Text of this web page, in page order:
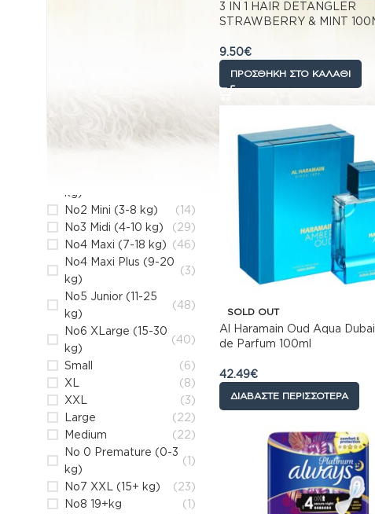
ΦΙΛΤΡΟ ΜΕΓΕΘΟΥΣ
(10)
kg)
No2 Mini (3-8 kg)
(14)
No3 Midi (4-10 kg)
(29)
No4 Maxi (7-18 kg) (46)
No4 Maxi Plus (9-20
kg)
(3)
No5 Junior (11-25
kg)
(48)
No6 XLarge (15-30
kg)
(40)
Small
(6)
XL
(8)
XXL
(3)
Large
(22)
Medium
(22)
No 0 Premature (0-3
kg)
(1)
No7 XXL (15+ kg)
(23)
No8 19+kg
(1)
3 IN 1 HAIR DETANGLER
STRAWBERRY & MINT
9.50€
ΠΡΟΣΘΉΚΗ ΣΤΟ ΚΑΛΆΘΙ
SOLD OUT
Al Haramain Oud Aqua
de Parfum 100ml
42.49€
ΔΙΑΒΆΣΤΕ ΠΕΡΙΣΣΌΤΕΡΑ